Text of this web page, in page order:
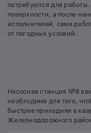
потребуются для
поверхности, а после
исполнителей, сама
от погодных условий.
Насосная станция №8
необходима для того,
быстрее приходили в
Железнодорожного